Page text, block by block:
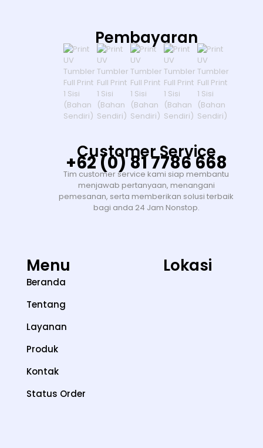
Pembayaran
Customer Service
+62 (0) 81 7786 668
Tim customer service kami siap membantu
menjawab pertanyaan, menangani
pemesanan, serta memberikan solusi terbaik
bagi anda 24 Jam Nonstop.
Menu
Beranda
Tentang
Layanan
Produk
Kontak
Status Order
Lokasi